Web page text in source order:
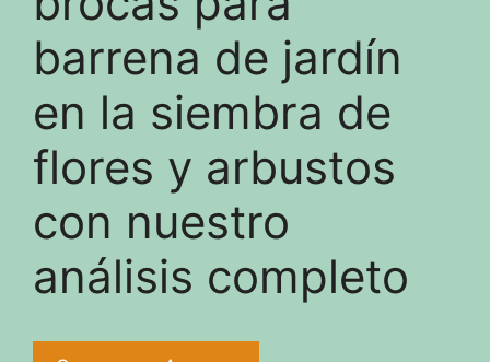
barrena de jardín
en la siembra de
flores y arbustos
con nuestro
análisis completo